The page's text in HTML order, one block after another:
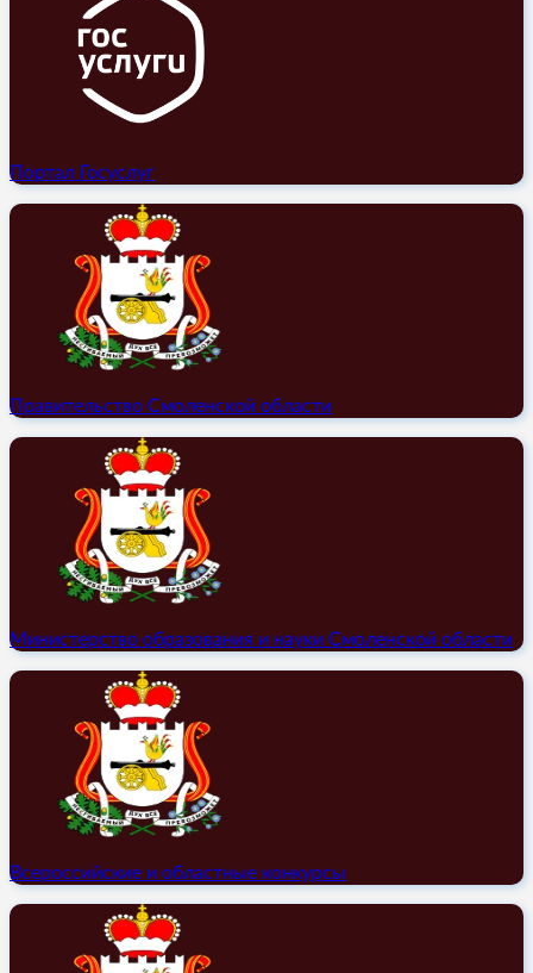
Портал Госуслуг
Правительство Смоленской области
Министерство образования и науки Смоленской области
Всероссийские и областные конкурсы